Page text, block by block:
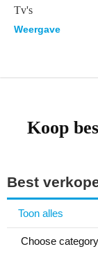
Tv's
Weergave
Koop
Best
Toon alles
Choose category